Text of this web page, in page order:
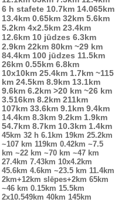
6 h stafete 10.7km 14.065km
13.4km 0.65km 32km 5.6km
5.2km 4x2.5km 23.4km
12.6km 10 jūdzes 6.3km
2.9km 22km 80km ~29 km
84.4km 100 jūdzes 11.5km
26km 0.55km 6.8km
10x10km 25.4km 1.7km ~115
km 24.5km 8.9km 13.1km
9.6km 6.2km >20 km ~26 km
3.516km 8.2km 211km
107km 33.6km 9.1km 9.4km
14.4km 8.3km 9.2km 1.9km
54.7km 8.7km 10.3km 1.4km
45km 32 h 6.1km 19km 25.2km
~107 km 119km 0.42km ~7.5
km ~22 km ~70 km ~47 km
27.4km 7.43km 10x4.2km
45.6km 4.6km ~23.5 km 11.4km
2km+12km slēpes+2km 65km
~46 km 0.15km 15.5km
2x10.549km 40km 145km